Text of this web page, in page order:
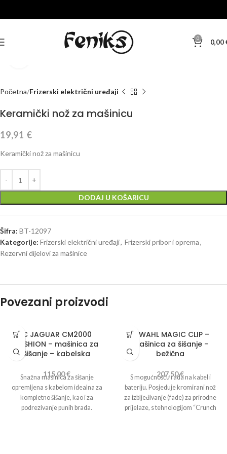
0 0,00
Početna Frizerski električni uređaji
Keramički nož za mašinicu
19,91 €
Keramički nož za mašinicu
DODAJ U KOŠARICU
Šifra: BT-12097
Kategorije: Frizerski električni uređaji, Frizerski pribor i oprema,
Rezervni dijelovi za mašinice
Povezani proizvodi
C JAGUAR CM2000
FUSHION – mašinica za
šišanje – kabelska
115,00€
Snažna mašinica za šišanje
opremljena s kabelom idealna za
kompletno šišanje, kao i za
podrezivanje punih brada.
C WAHL MAGIC CLIP –
mašinica za šišanje –
bežična
207,50€
S mogućnošću rada na kabel i
bateriju. Posjeduje kromirani nož
za izbljeđivanje (fade) za prirodne
prijelaze, s tehnologijom “Crunch